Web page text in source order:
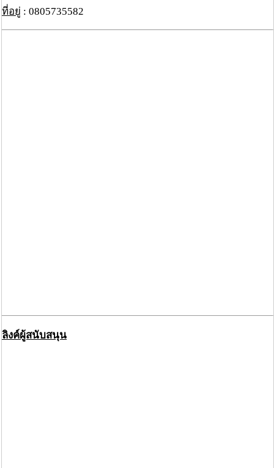
ที่อยู่ : 0805735582
ลิงค์ผู้สนับสนุน